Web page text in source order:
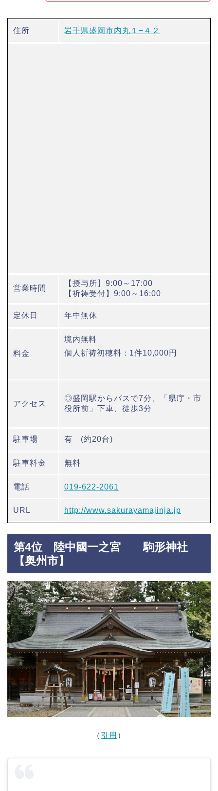
住所 岩手県盛岡市内丸１−４２
営業時間
【授与所】9:00～17:00
【祈祷受付】9:00～16:00
定休日 年中無休
料金
境内無料
個人祈祷初穂料：1件10,000円
アクセス
◎盛岡駅からバスで7分、「県庁・市
役所前」下車、徒歩3分
駐車場 有 (約20台)
駐車料金 無料
電話 019-622-2061
URL http://www.sakurayamajinja.jp
第4位 陸中國一之宮 駒形神社
【奥州市】
（ 引用 ）